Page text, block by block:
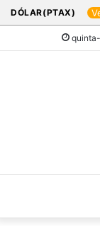
DÓLAR(PTAX)